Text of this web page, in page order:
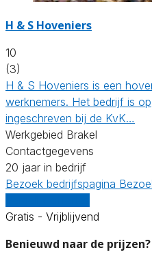
H & S Hoveniers
10
(3)
H & S Hoveniers is een
werknemers. Het bedrijf is
ingeschreven bij de KvK…
Werkgebied Brakel
Contactgegevens
20 jaar in bedrijf
Bezoek bedrijfspagina
Gratis - Vrijblijvend
Benieuwd naar de